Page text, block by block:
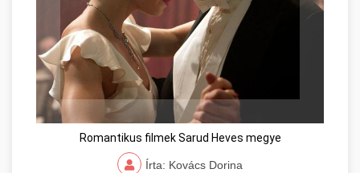
Romantikus filmek Sarud Heves megye
Írta: Kovács Dorina